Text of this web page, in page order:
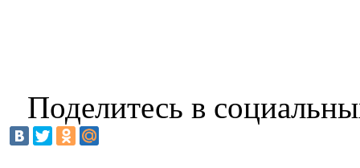
Поделитесь в